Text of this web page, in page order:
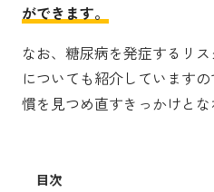
ができます。
なお、糖尿病を発症するリ
についても紹介しています
慣を見つめ直すきっかけとな
目次